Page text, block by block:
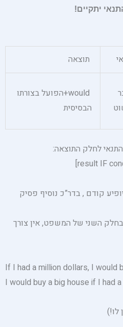
יתקיים!
תוצאה
would+הפועל בצורתו
הבסיסית
לחלק התוצאה:
אם נבנה את המשפט כך ש- if יופיע קודם , בדר”כ נוסיף פסיק
השני של המשפט, אין צורך
If I had a million dollars, I would
I would buy a big house if I had
לו!)